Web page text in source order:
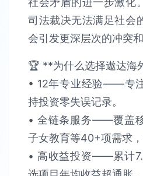
司法裁决无法满足社会
会引发更深层次的冲突和
🏆 **为什么选择遨达海
• 12年专业经验​​——专
持​​投资零失误​​记录。
• 全链条服务​​——覆盖
子女教育等40+项需求，​​
• 高收益投资​​——累计​​